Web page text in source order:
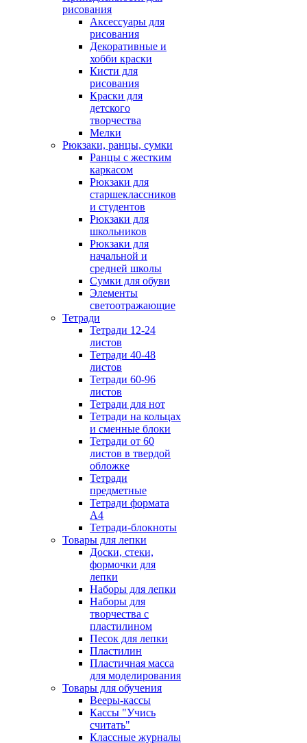
рисования
Аксессуары для
рисования
Декоративные и
хобби краски
Кисти для
рисования
Краски для
детского
творчества
Мелки
Рюкзаки, ранцы, сумки
Ранцы с жестким
каркасом
Рюкзаки для
старшеклассников
и студентов
Рюкзаки для
школьников
Рюкзаки для
начальной и
средней школы
Сумки для обуви
Элементы
светоотражающие
Тетради
Тетради 12-24
листов
Тетради 40-48
листов
Тетради 60-96
листов
Тетради для нот
Тетради на кольцах
и сменные блоки
Тетради от 60
листов в твердой
обложке
Тетради
предметные
Тетради формата
А4
Тетради-блокноты
Товары для лепки
Доски, стеки,
формочки для
лепки
Наборы для лепки
Наборы для
творчества с
пластилином
Песок для лепки
Пластилин
Пластичная масса
для моделирования
Товары для обучения
Вееры-кассы
Кассы "Учись
считать"
Классные журналы